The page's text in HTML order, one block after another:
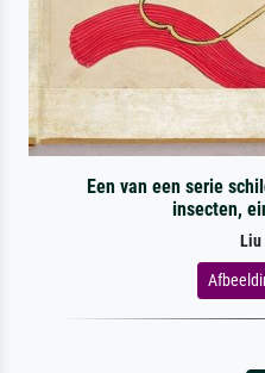
Een van een serie
insecten,
Liu